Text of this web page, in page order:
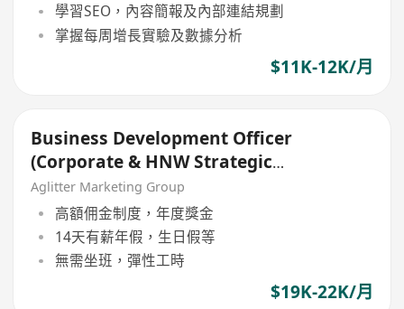
學習SEO，內容簡報及內部連結規劃
掌握每周增長實驗及數據分析
$11K-12K/月
Business Development Officer
(Corporate & HNW Strategic
Growth)
Aglitter Marketing Group
高額佣金制度，年度獎金
14天有薪年假，生日假等
無需坐班，彈性工時
$19K-22K/月